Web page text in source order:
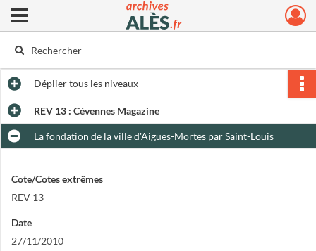
Archives municipales d'Alès
Ouvrir le menu déroulant
Dépliertous les niveaux
REV 13 : Cévennes Magazine
La fondation de la ville d'Aigues-Mortes par Saint-Louis
Cote/Cotes extrêmes
REV 13
Date
27/11/2010